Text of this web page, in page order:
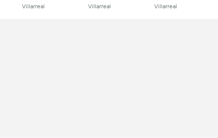
Villarreal Villarreal Villarreal